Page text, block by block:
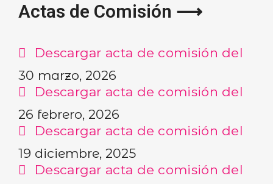
Actas de Comisión ⟶
Descargar acta de comisión del
30 marzo, 2026
Descargar acta de comisión del
26 febrero, 2026
Descargar acta de comisión del
19 diciembre, 2025
Descargar acta de comisión del